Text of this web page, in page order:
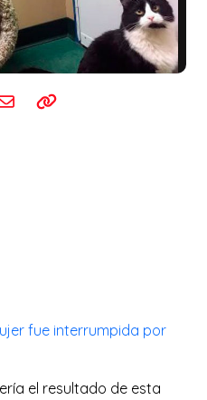
fue interrumpida por
el resultado de esta